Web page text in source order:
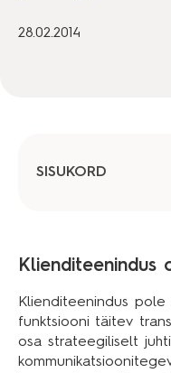
28.02.2014
SISUKORD
Klienditeenindus
Klienditeenindus
funktsiooni täitev
osa strateegiliselt